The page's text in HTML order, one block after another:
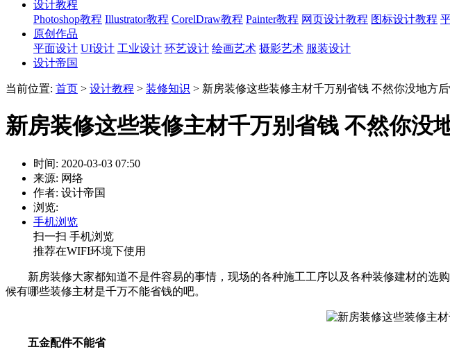
设计教程
Photoshop教程 Illustrator教程 CorelDraw教程 Painter教程 网页设计教程 图标设计教程
原创作品
平面设计 UI设计 工业设计 环艺设计 绘画艺术 摄影艺术 服装设计
设计帝国
当前位置: 首页 > 设计教程 > 装修知识 > 新房装修这些装修主材千万别省钱 不然你没地方
新房装修这些装修主材千万别省钱 不然你没
时间: 2020-03-03 07:50
来源: 网络
作者: 设计帝国
浏览:
手机浏览
扫一扫 手机浏览
推荐在WIFI环境下使用
新房装修大家都知道不是件容易的事情，现场的各种施工工序以及各种装修建材的
候有哪些装修主材是千万不能省钱的吧。
五金配件不能省